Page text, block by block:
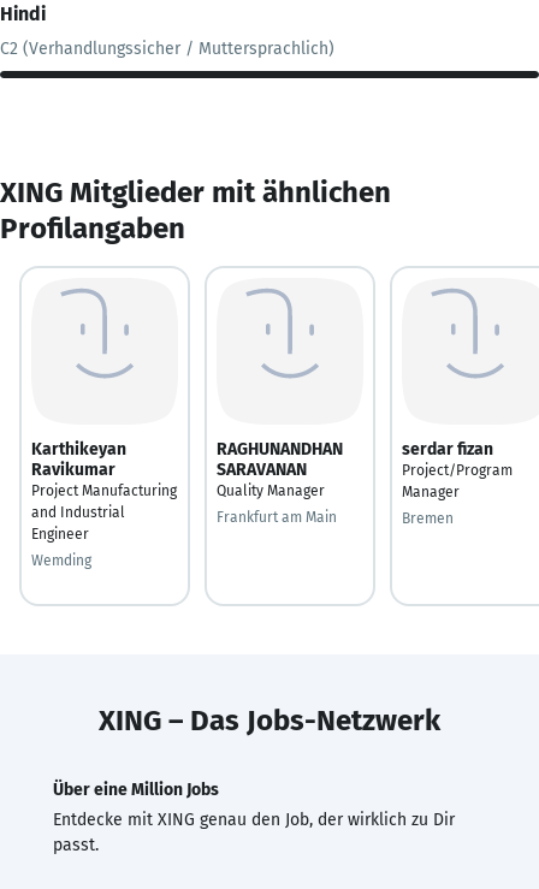
Hindi
C2 (Verhandlungssicher / Muttersprachlich)
XING Mitglieder mit ähnlichen
Profilangaben
Karthikeyan
Ravikumar
Project Manufacturing
and Industrial
Engineer
Wemding
RAGHUNANDHAN
SARAVANAN
Quality Manager
Frankfurt am Main
serdar fizan
Project/Program
Manager
Bremen
XING – Das Jobs-Netzwerk
Über eine Million Jobs
Entdecke mit XING genau den Job, der wirklich zu Dir
passt.